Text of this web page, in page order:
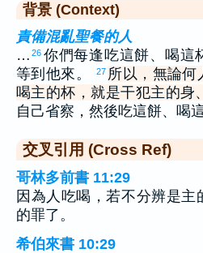
背景 (Context)
責備混亂聖餐的人
… 26 你們每逢吃這餅、喝這
等到他來。
27 所以，無論何
喝主的杯，就是干犯主的身
自己省察，然後吃這餅、喝
交叉引用 (Cross Ref)
哥林多前書 11:29
因為人吃喝，若不分辨是主
的罪了。
希伯來書 10:29